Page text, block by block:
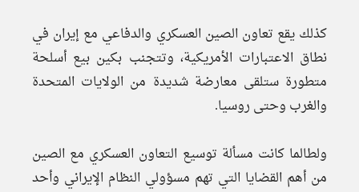
كذلك يقع تعاون الصين العسكري والدفاعي مع إيران في
نطاق الاعتبارات الأمريكية، وتتجنب بكين بيع أسلحة
متطورة ستلقى معارضة شديدة من الولايات المتحدة
والغرب وحتى روسيا.
ولطالما كانت مسألة توسيع التعاون العسكري مع الصين
من أهم القضايا التي تهم مسؤولي النظام الإيراني وأحد